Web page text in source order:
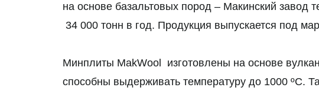
на основе базальтовых пород – Макинский
34 000 тонн в год. Продукция выпускается под
Минплиты MakWool изготовлены на основе
способны выдерживать температуру до 1000 ºС.